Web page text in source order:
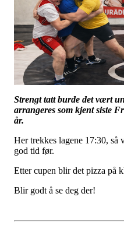
Strengt tatt burde det vært
arrangeres som kjent siste
år.
Her trekkes lagene 17:30,
god tid før.
Etter cupen blir det pizza på
Blir godt å se deg der!